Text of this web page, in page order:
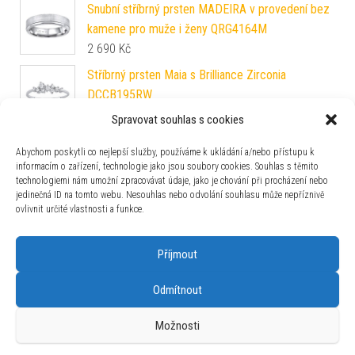
Spravovat souhlas s cookies
Abychom poskytli co nejlepší služby, používáme k ukládání a/nebo přístupu k
informacím o zařízení, technologie jako jsou soubory cookies. Souhlas s těmito
technologiemi nám umožní zpracovávat údaje, jako je chování při procházení nebo
jedinečná ID na tomto webu. Nesouhlas nebo odvolání souhlasu může nepříznivě
ovlivnit určité vlastnosti a funkce.
Příjmout
Odmítnout
Možnosti
Snubní stříbrný prsten MADEIRA v provedení bez
kamene pro muže i ženy QRG4164M
2 690 Kč
Stříbrný prsten Maia s Brilliance Zirconia
DCCB195RW
Kč
JST11499MS
4 690 Kč
Zlatý prsten Aladin ze žlutého a bílého zlata
Používáme WordPress (v češtině).